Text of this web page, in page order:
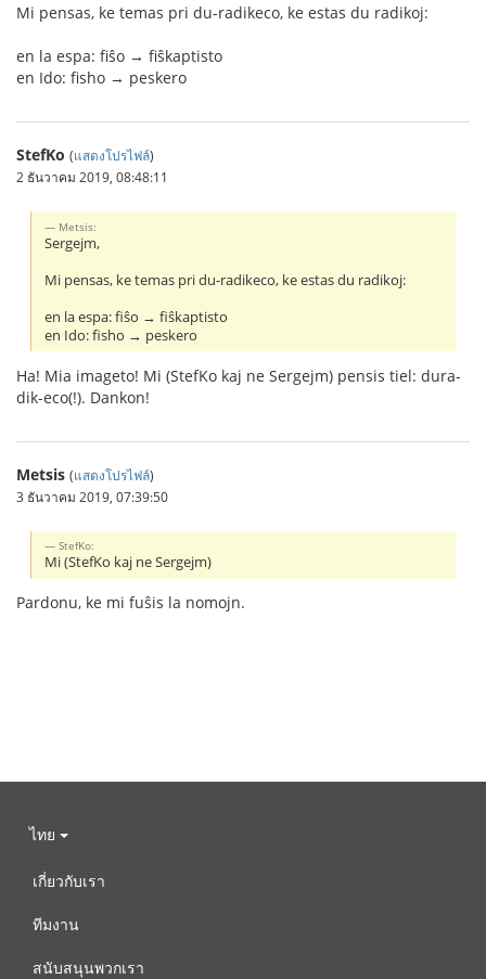
Mi pensas, ke temas pri du-radikeco, ke estas du radikoj:
en la espa: fiŝo → fiŝkaptisto
en Ido: fisho → peskero
StefKo (แสดงโปรไฟล์)
2 ธันวาคม 2019, 08:48:11
Metsis:
Sergejm,
Mi pensas, ke temas pri du-radikeco, ke estas du radikoj:
en la espa: fiŝo → fiŝkaptisto
en Ido: fisho → peskero
Ha! Mia imageto! Mi (StefKo kaj ne Sergejm) pensis tiel: dura-
dik-eco(!). Dankon!
Metsis (แสดงโปรไฟล์)
3 ธันวาคม 2019, 07:39:50
StefKo:
Mi (StefKo kaj ne Sergejm)
Pardonu, ke mi fuŝis la nomojn.
ไทย
เกี่ยวกับเรา
ทีมงาน
สนับสนุนพวกเรา